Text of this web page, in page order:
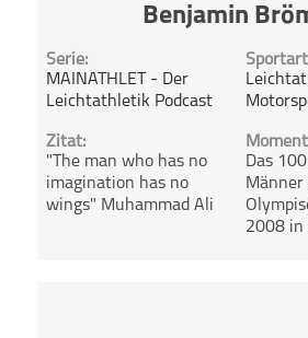
Benjamin
Serie:
MAINATHLET - Der
Leichtathletik Podcast
Zitat:
"The man who has no
imagination has no
wings" Muhammad Ali
Das
Männer
2008 in